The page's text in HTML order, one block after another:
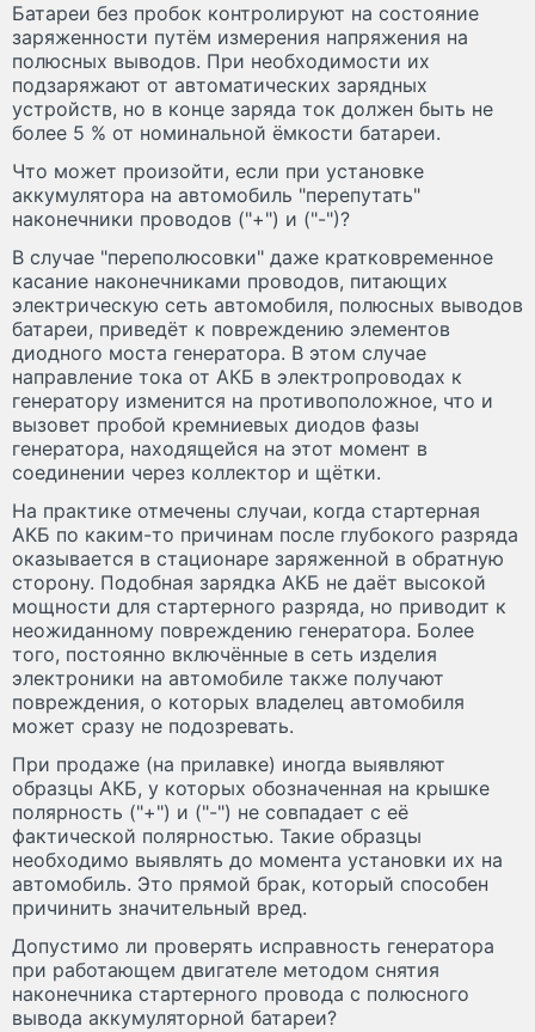
Батареи без пробок контролируют на состояние
заряженности путём измерения напряжения на
полюсных выводов. При необходимости их
подзаряжают от автоматических зарядных
устройств, но в конце заряда ток должен быть не
более 5 % от номинальной ёмкости батареи.
Что может произойти, если при установке
аккумулятора на автомобиль "перепутать"
наконечники проводов ("+") и ("-")?
В случае "переполюсовки" даже кратковременное
касание наконечниками проводов, питающих
электрическую сеть автомобиля, полюсных выводов
батареи, приведёт к повреждению элементов
диодного моста генератора. В этом случае
направление тока от АКБ в электропроводах к
генератору изменится на противоположное, что и
вызовет пробой кремниевых диодов фазы
генератора, находящейся на этот момент в
соединении через коллектор и щётки.
На практике отмечены случаи, когда стартерная
АКБ по каким-то причинам после глубокого разряда
оказывается в стационаре заряженной в обратную
сторону. Подобная зарядка АКБ не даёт высокой
мощности для стартерного разряда, но приводит к
неожиданному повреждению генератора. Более
того, постоянно включённые в сеть изделия
электроники на автомобиле также получают
повреждения, о которых владелец автомобиля
может сразу не подозревать.
При продаже (на прилавке) иногда выявляют
образцы АКБ, у которых обозначенная на крышке
полярность ("+") и ("-") не совпадает с её
фактической полярностью. Такие образцы
необходимо выявлять до момента установки их на
автомобиль. Это прямой брак, который способен
причинить значительный вред.
Допустимо ли проверять исправность генератора
при работающем двигателе методом снятия
наконечника стартерного провода с полюсного
вывода аккумуляторной батареи?